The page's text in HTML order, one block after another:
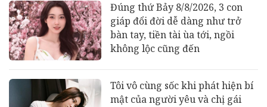
Đúng thứ Bảy 8/8/2026, 3 con
giáp đổi đời dễ dàng như trở
bàn tay, tiền tài ùa tới, ngồi
không lộc cũng đến
Tôi vô cùng sốc khi phát hiện bí
mật của người yêu và chị gái